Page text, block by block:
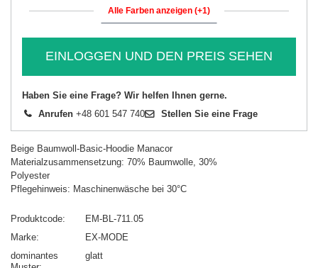
Alle Farben anzeigen (+1)
EINLOGGEN UND DEN PREIS SEHEN
Haben Sie eine Frage? Wir helfen Ihnen gerne.
Anrufen +48 601 547 740 Stellen Sie eine Frage
Beige Baumwoll-Basic-Hoodie Manacor
Materialzusammensetzung: 70% Baumwolle, 30%
Polyester
Pflegehinweis: Maschinenwäsche bei 30°C
Produktcode
EM-BL-711.05
Marke
EX-MODE
dominantes
glatt